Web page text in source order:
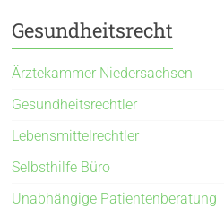
Gesundheitsrecht
Ärztekammer Niedersachsen
Gesundheitsrechtler
Lebensmittelrechtler
Selbsthilfe Büro
Unabhängige Patientenberatung